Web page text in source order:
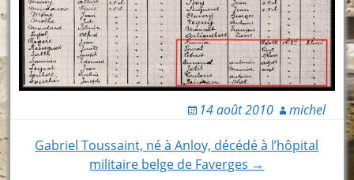
14 août 2010 michel
Post
Gabriel Toussaint, né à Anloy, décédé à l’hôpital
militaire belge de Faverges →